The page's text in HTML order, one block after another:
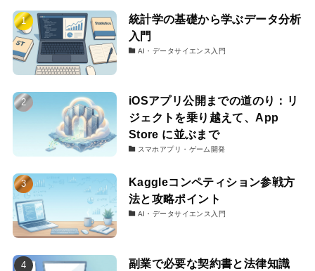
統計学の基礎から学ぶデータ分析
入門
AI・データサイエンス入門
iOSアプリ公開までの道のり：リ
ジェクトを乗り越えて、App
Store に並ぶまで
スマホアプリ・ゲーム開発
Kaggleコンペティション参戦方
法と攻略ポイント
AI・データサイエンス入門
副業で必要な契約書と法律知識